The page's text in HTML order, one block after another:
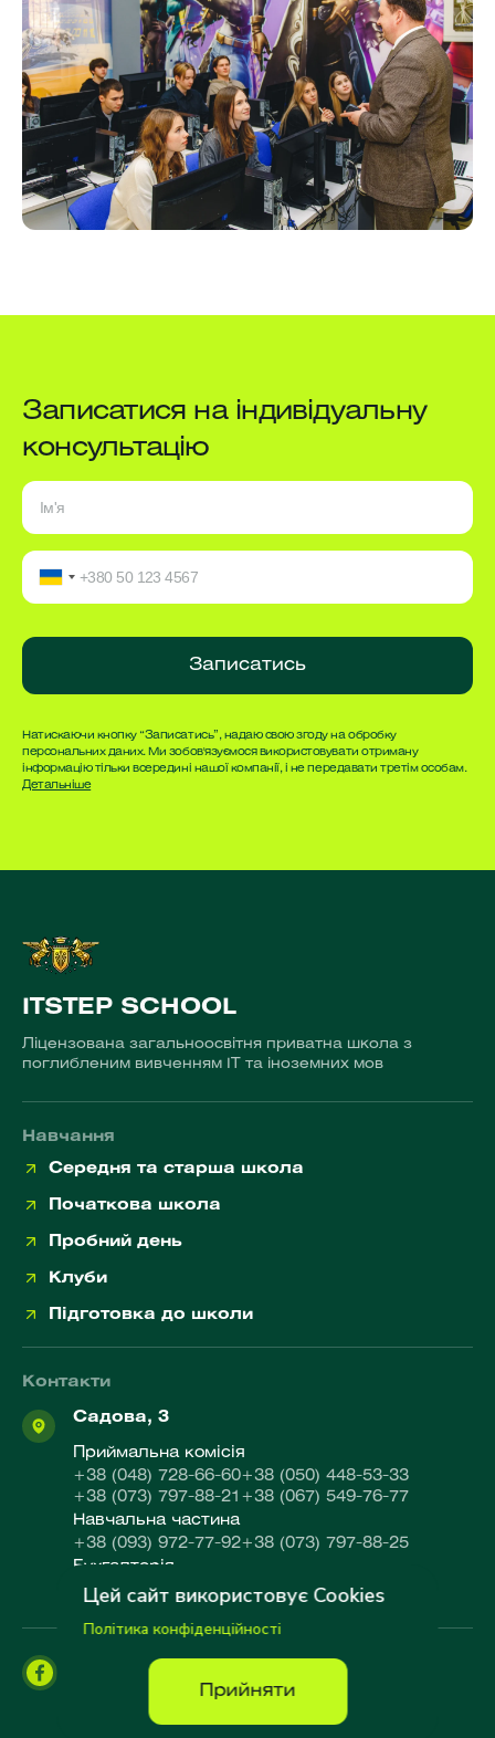
Записатися на індивідуальну
консультацію
Записатись
Натискаючи кнопку “Записатись”, надаю свою згоду на обробку
персональних даних. Ми зобов'язуємося використовувати отриману
інформацію тільки всередині нашої компанії, і не передавати третім особам.
Детальніше
ITSTEP SCHOOL
Ліцензована загальноосвітня приватна школа з
поглибленим вивченням ІТ та іноземних мов
Навчання
Середня та старша школа
Початкова школа
Пробний день
Клуби
Підготовка до школи
Контакти
Садова, 3
Приймальна комісія
+38 (048) 728-66-60+38 (050) 448-53-33
+38 (073) 797-88-21 +38 (067) 549-76-77
Навчальна частина
+38 (093) 972-77-92+38 (073) 797-88-25
Бухгалтерія
+38 (067) 557-06-50
© 2026 ITSTEP SCHOOL. Усі права захищено
Цей сайт використовує Cookies
Політика конфіденційності
Прийняти